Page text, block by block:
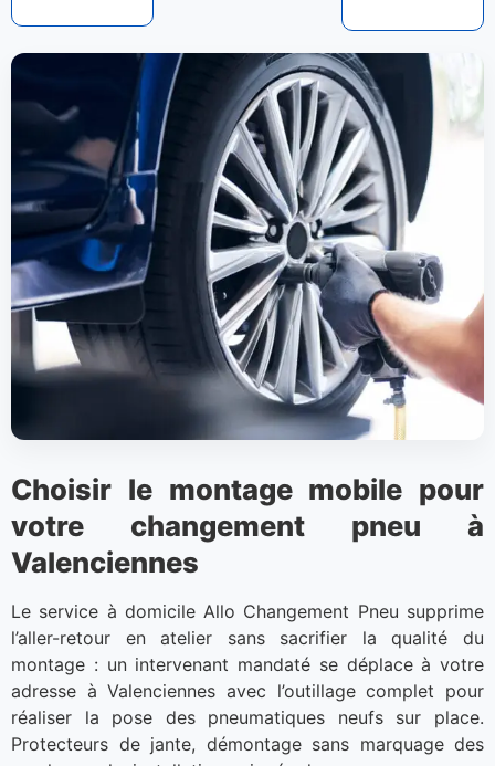
Choisir le montage mobile pour
votre changement pneu à
Valenciennes
Le service à domicile Allo Changement Pneu supprime
l’aller-retour en atelier sans sacrifier la qualité du
montage : un intervenant mandaté se déplace à votre
adresse à Valenciennes avec l’outillage complet pour
réaliser la pose des pneumatiques neufs sur place.
Protecteurs de jante, démontage sans marquage des